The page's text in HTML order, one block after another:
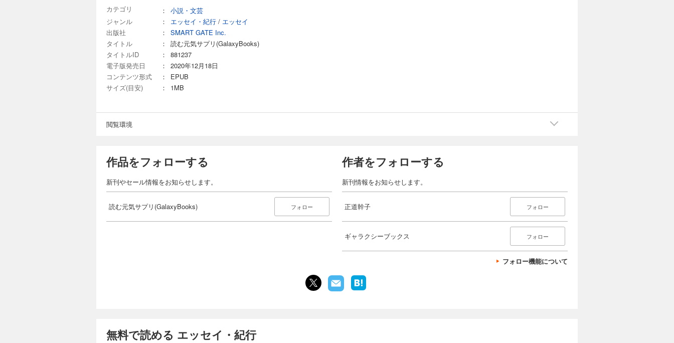
カテゴリ ：
小説・文芸
ジャンル
： エッセイ・紀行 / エッセイ
出版社
：
SMART GATE Inc.
タイトル
：
読む元気サプリ(GalaxyBooks)
タイトルID
：
881237
電子版発売日
：
2020年12月18日
コンテンツ形式
：
EPUB
サイズ(目安)
： 1MB
閲覧環境
作品をフォローする
新刊やセール情報をお知らせします。
読む元気サプリ(GalaxyBooks) フォロー
作者をフォローする
新刊情報をお知らせします。
正道幹子 フォロー
ギャラクシーブックス フォロー
フォロー機能について
無料で読める エッセイ・紀行